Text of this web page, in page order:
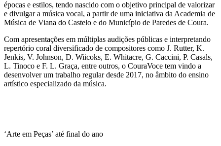
épocas e estilos, tendo nascido com o objetivo principal de valorizar
e divulgar a música vocal, a partir de uma iniciativa da Academia de
Música de Viana do Castelo e do Município de Paredes de Coura.
Com apresentações em múltiplas audições públicas e interpretando
repertório coral diversificado de compositores como J. Rutter, K.
Jenkis, V. Johnson, D. Wiicoks, E. Whitacre, G. Caccini, P. Casals,
L. Tinoco e F. L. Graça, entre outros, o CouraVoce tem vindo a
desenvolver um trabalho regular desde 2017, no âmbito do ensino
artístico especializado da música.
‘Arte em Peças’ até final do ano